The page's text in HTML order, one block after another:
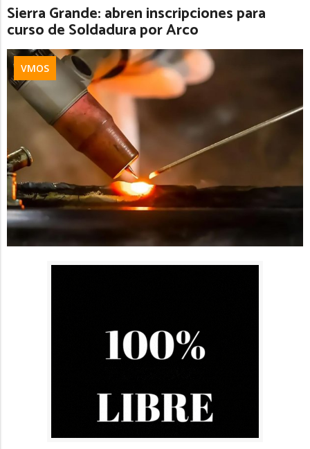
Sierra Grande: abren inscripciones para
curso de Soldadura por Arco
VMOS